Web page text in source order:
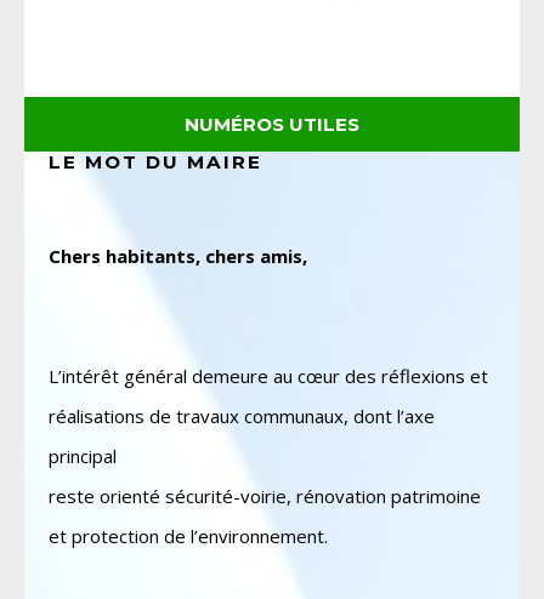
NUMÉROS UTILES
LE MOT DU MAIRE
Chers habitants, chers amis,
L’intérêt général demeure au cœur des réflexions et
réalisations de travaux communaux, dont l’axe
principal
reste orienté sécurité-voirie, rénovation patrimoine
et protection de l’environnement.